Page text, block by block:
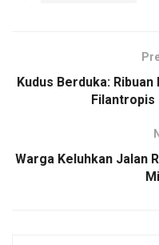
Kudus Berduka:
Filantropis
Warga Keluhkan Jalan